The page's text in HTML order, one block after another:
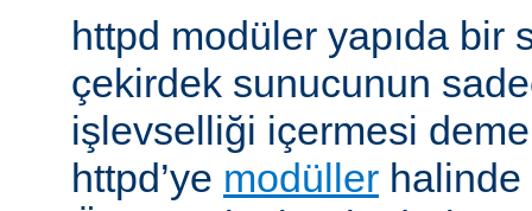
httpd modüler yapıda bir
çekirdek sunucunun
işlevselliği içermesi
httpd’ye modüller